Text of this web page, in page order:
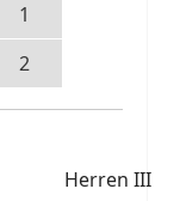
1
2
Herren III